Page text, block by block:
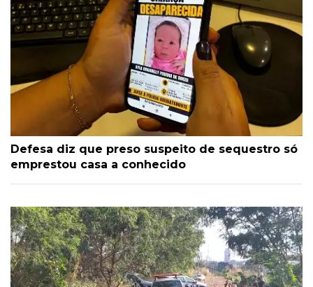
Defesa diz que preso suspeito de sequestro só
emprestou casa a conhecido